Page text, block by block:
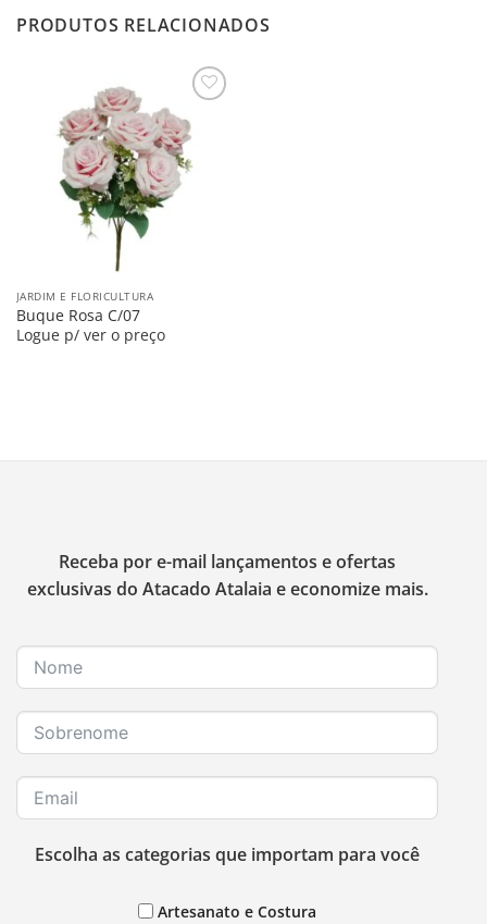
PRODUTOS RELACIONADOS
Salvar
Lista
JARDIM E FLORICULTURA
Buque Rosa C/07
Logue p/ ver o preço
Receba por e-mail lançamentos e ofertas
exclusivas do Atacado Atalaia e economize mais.
Escolha as categorias que importam para você
Artesanato e Costura